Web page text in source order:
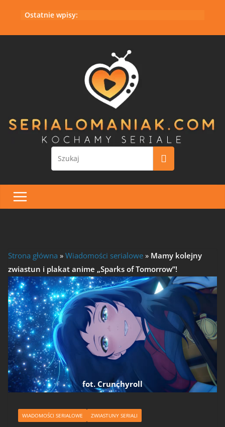
Ostatnie wpisy:
Strona główna » Wiadomości serialowe » Mamy kolejny
zwiastun i plakat anime „Sparks of Tomorrow”!
fot. Crunchyroll
WIADOMOŚCI SERIALOWE ZWIASTUNY SERIALI